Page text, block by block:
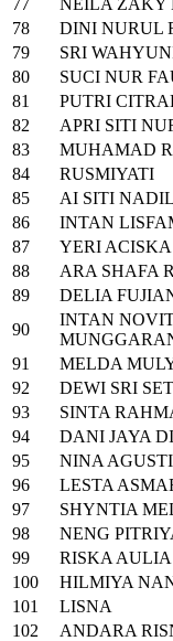
78
DINI NURUL
79
SRI
80
SUCI NUR
81
PUTRI
82
APRI SITI
83
MUHAMAD
84
RUSMIYATI
85
AI SITI
86
INTAN
87
YERI ACISKA
88
ARA SHAFA
89
DELIA
90
INTAN
91
MELDA
92
DEWI SRI
93
SINTA
94
DANI JAYA
95
NINA
96
LESTA
97
SHYNTIA
98
NENG
99
RISKA AULIA
100
HILMIYA
101
LISNA
102
ANDARA